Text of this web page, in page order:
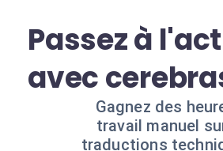
Passez à
avec
Gagnez des
travail manuel
traductions